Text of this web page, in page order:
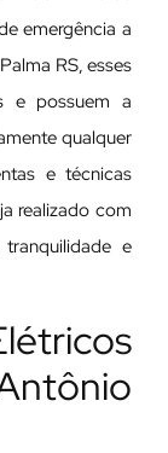
emergência a
RS, esses
e possuem a
qualquer
e técnicas
realizado com
e